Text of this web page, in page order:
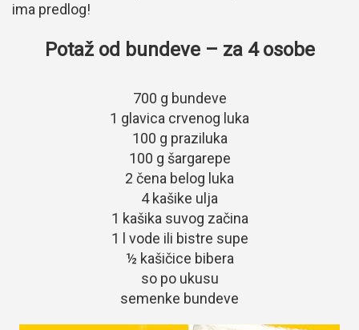
ima predlog!
Potaž od bundeve – za 4 osobe
700 g bundeve
1 glavica crvenog luka
100 g praziluka
100 g šargarepe
2 čena belog luka
4 kašike ulja
1 kašika suvog začina
1 l vode ili bistre supe
½ kašičice bibera
so po ukusu
semenke bundeve